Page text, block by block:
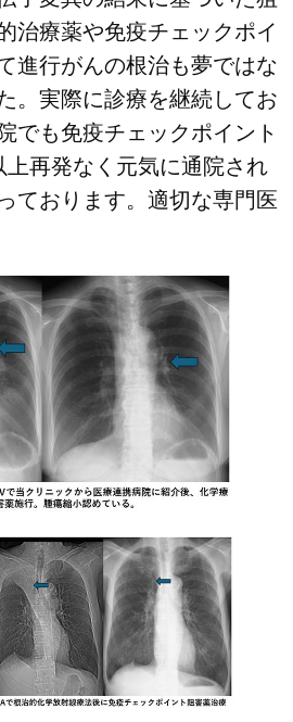
治療薬や免疫チェックポイ
進行がんの根治も夢ではな
。実際に診療を継続してお
でも免疫チェックポイント
上再発なく元気に通院され
ております。適切な専門医